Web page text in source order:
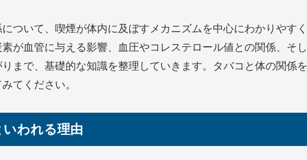
ついて、喫煙が体内に及ぼすメカニズムを中心にわかりやすく
が血管に与える影響、血圧やコレステロール値との関係、そし
まで、基礎的な知識を整理していきます。タバコと体の関係を
てください。
われる理由